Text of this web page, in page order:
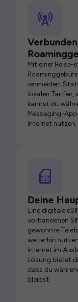
Mit einer Reise-
vermeiden.
lokalen Tarifen,
kannst du
Messaging-
Internet nutzen.
Deine
Eine digitale
vorhandenen
gewohnte
weiterhin
Internet im
Lösung bietet
dass du
bleibst.